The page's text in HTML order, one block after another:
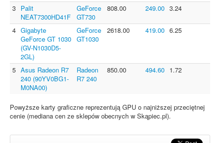
3 Palit
NEAT7300HD41F
GeForce
GT730
808.00 249.00 3.24
4 Gigabyte
GeForce GT 1030
(GV-N1030D5-
2GL)
GeForce
GT1030
2618.00 419.00 6.25
5 Asus Radeon R7
240 (90YV0BG1-
M0NA00)
Radeon
R7 240
850.00 494.60 1.72
Powyższe karty graficzne reprezentują GPU o najniższej przeciętnej
cenie (mediana cen ze sklepów obecnych w Skąpiec.pl).